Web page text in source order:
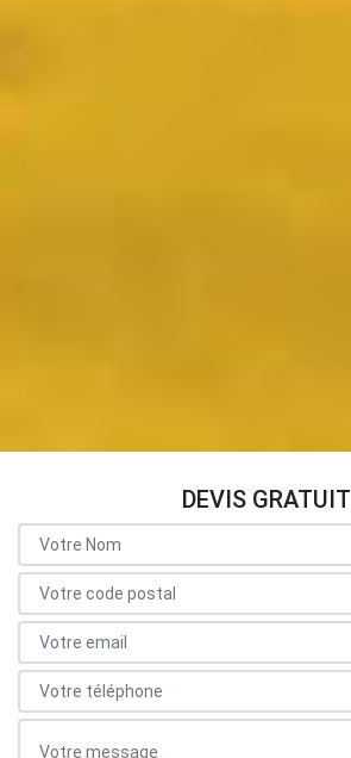
DEVIS GRATUIT